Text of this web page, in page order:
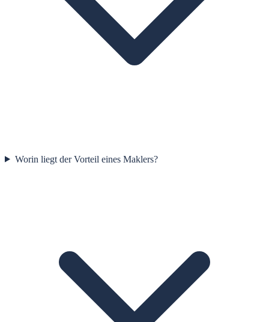
Worin liegt der Vorteil eines Maklers?